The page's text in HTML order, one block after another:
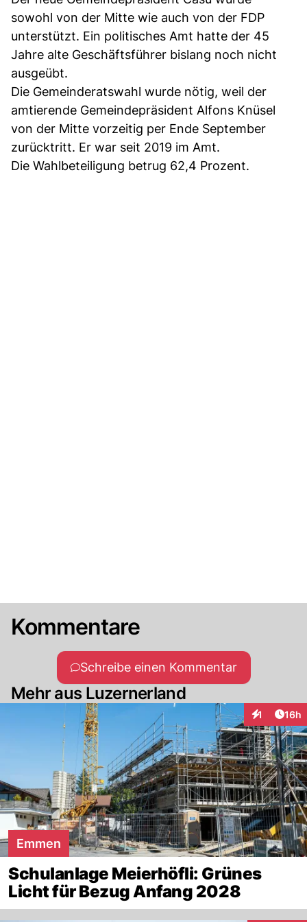
sowohl von der Mitte wie auch von der FDP
unterstützt. Ein politisches Amt hatte der 45
Jahre alte Geschäftsführer bislang noch nicht
ausgeübt.
Die Gemeinderatswahl wurde nötig, weil der
amtierende Gemeindepräsident Alfons Knüsel
von der Mitte vorzeitig per Ende September
zurücktritt. Er war seit 2019 im Amt.
Die Wahlbeteiligung betrug 62,4 Prozent.
Kommentare
Schreibe einen Kommentar
Mehr aus Luzernerland
1 16h
Emmen
Schulanlage Meierhöfli: Grünes
Licht für Bezug Anfang 2028